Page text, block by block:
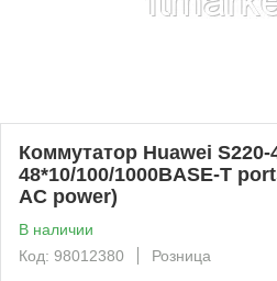
Коммутатор Huawei S220-
48*10/100/1000BASE-T
AC power)
В наличии
Код: 98012380
Розница